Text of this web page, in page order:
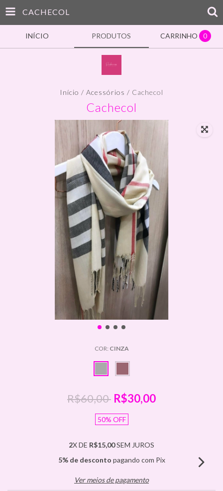
CACHECOL
INÍCIO PRODUTOS CARRINHO 0
Início / Acessórios / Cachecol
Cachecol
COR: CINZA
R$60,00 R$30,00
50% OFF
2X DE R$15,00SEM JUROS
5% de desconto pagando com Pix
Ver meios de pagamento